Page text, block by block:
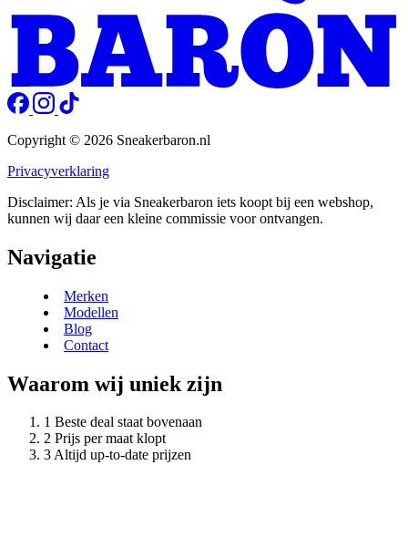
Copyright © 2026 Sneakerbaron.nl
Privacyverklaring
Disclaimer: Als je via Sneakerbaron iets koopt bij een webshop,
kunnen wij daar een kleine commissie voor ontvangen.
Navigatie
Merken
Modellen
Blog
Contact
Waarom wij uniek zijn
Beste deal staat bovenaan
Prijs per maat klopt
Altijd up-to-date prijzen